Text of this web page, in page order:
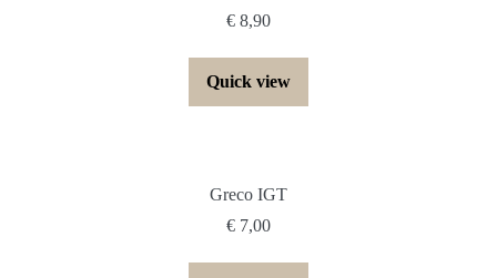
€ 8,90
Quick view
Greco IGT
€ 7,00